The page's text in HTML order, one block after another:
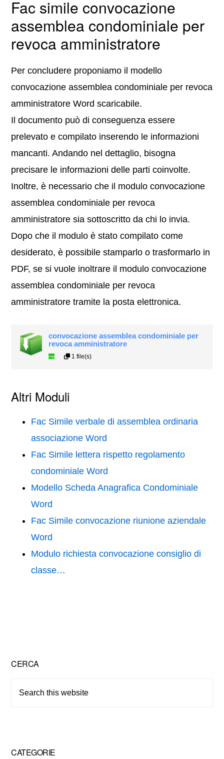
Fac simile convocazione
assemblea condominiale per
revoca amministratore
Per concludere proponiamo il modello
convocazione assemblea condominiale per revoca
amministratore Word scaricabile.
Il documento può di conseguenza essere
prelevato e compilato inserendo le informazioni
mancanti. Andando nel dettaglio, bisogna
precisare le informazioni delle parti coinvolte.
Inoltre, è necessario che il modulo convocazione
assemblea condominiale per revoca
amministratore sia sottoscritto da chi lo invia.
Dopo che il modulo è stato compilato come
desiderato, è possibile stamparlo o trasformarlo in
PDF, se si vuole inoltrare il modulo convocazione
assemblea condominiale per revoca
amministratore tramite la posta elettronica.
convocazione assemblea condominiale per
revoca amministratore
1 file(s)
Altri Moduli
Fac Simile verbale di assemblea ordinaria
associazione Word
Fac Simile lettera rispetto regolamento
condominiale Word
Modello Scheda Anagrafica Condominiale
Word
Fac Simile convocazione riunione aziendale
Word
Modulo richiesta convocazione consiglio di
classe…
Primary
Sidebar
CERCA
CATEGORIE